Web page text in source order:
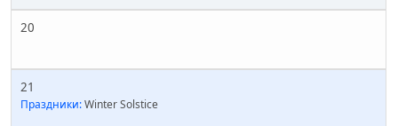
20
21
Праздники:Winter Solstice